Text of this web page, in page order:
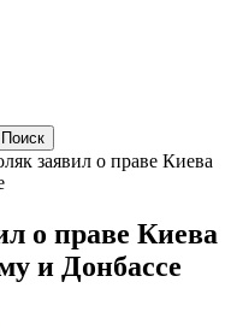
заявил о праве Киева
о праве Киева
и Донбассе